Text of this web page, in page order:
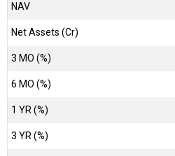
NAV
Net Assets (Cr)
3 MO (%)
6 MO (%)
1 YR (%)
3 YR (%)